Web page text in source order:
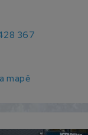
367
mapě